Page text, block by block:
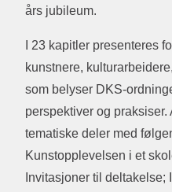
års jubileum.
I 23 kapitler presenteres
kunstnere,
som belyser DKS-
perspektiver og
tematiske deler med
Kunstopplevelsen i et
Invitasjoner til